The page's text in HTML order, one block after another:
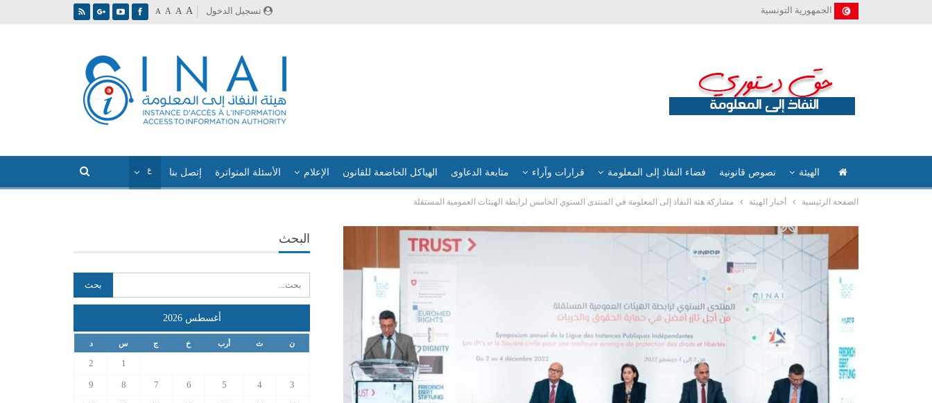
تسجيل الدخول A A A A الجمهورية التونسية
الهيئة نصوص قانونية فضاء النفاذ إلى المعلومة قرارات وآراء متابعة الدعاوى الهياكل الخاضعة للقانون الإعلام الأسئلة المتواترة إتصل بنا
الصفحة الرئيسية أخبار الهيئة مشاركة هئة النفاذ إلى المعلومة في المنتدى السنوي الخامس لرابطة الهيئات العمومية المستقلة
البحث
أغسطس 2026
ن ث أرب خ ج س د
1
2
3
4
5
6
7
8
9